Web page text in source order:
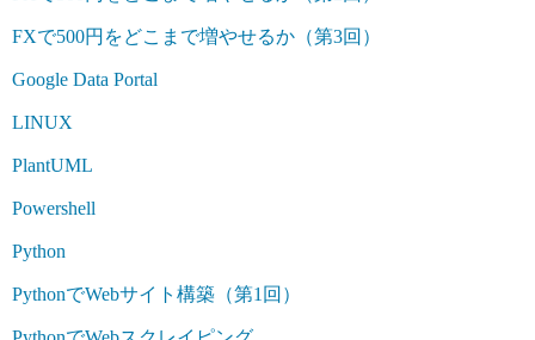
FXで500円をどこまで増やせるか（第3回）
Google Data Portal
LINUX
PlantUML
Powershell
Python
PythonでWebサイト構築（第1回）